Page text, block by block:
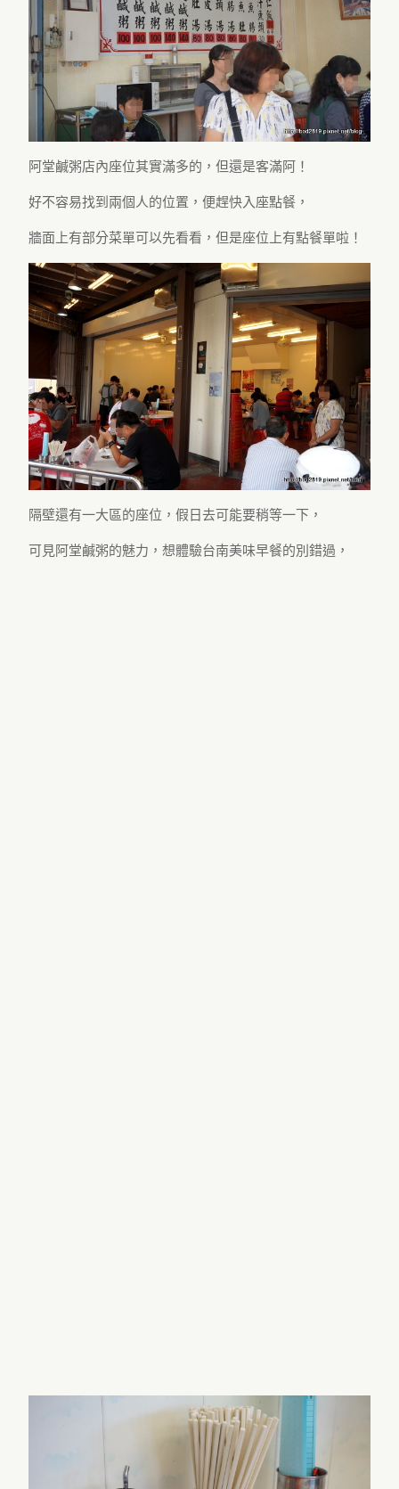
阿堂鹹粥店內座位其實滿多的，但還是客滿阿！
好不容易找到兩個人的位置，便趕快入座點餐，
牆面上有部分菜單可以先看看，但是座位上有點餐單啦！
隔壁還有一大區的座位，假日去可能要稍等一下，
可見阿堂鹹粥的魅力，想體驗台南美味早餐的別錯過，